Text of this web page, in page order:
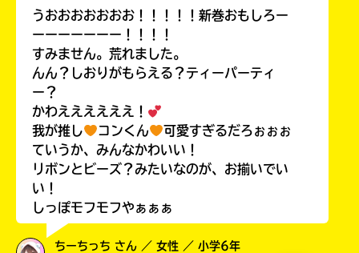
うおおおおおおお！！！！！新巻おもしろー
ーーーーーーー！！！！
すみません。荒れました。
んん？しおりがもらえる？ティーパーティ
ー？
かわええええええ！
我が推し
コンくん
可愛すぎるだろぉぉぉ
ていうか、みんなかわいい！
リボンとビーズ？みたいなのが、お揃いでい
い！
しっぽモフモフやぁぁぁ
ちーちっち さん ／ 女性 ／ 小学6年